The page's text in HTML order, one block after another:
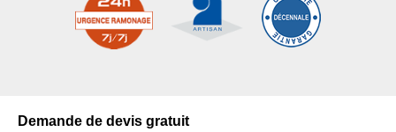
Demande de devis gratuit